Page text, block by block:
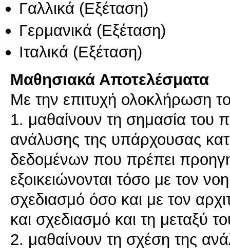
Γαλλικά (Εξέταση)
Γερμανικά (Εξέταση)
Ιταλικά (Εξέταση)
Μαθησιακά Αποτελέσματα
Mε την επιτυχή ολοκλήρωση
1. μαθαίνουν τη σημασία του
ανάλυσης της υπάρχουσας
δεδομένων που πρέπει
εξοικειώνονται τόσο με τον
σχεδιασμό όσο και με τον
και σχεδιασμό και τη μεταξύ
2. μαθαίνουν τη σχέση της